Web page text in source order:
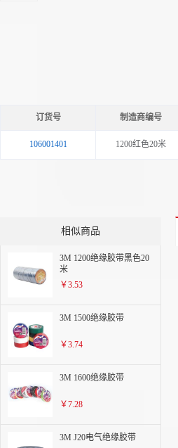
订货号 制造商编号
106001401 1200红色20米
相似商品
3M 1200绝缘胶带黑色20
米
￥3.53
3M 1500绝缘胶带
￥3.74
3M 1600绝缘胶带
￥7.28
3M J20电气绝缘胶带